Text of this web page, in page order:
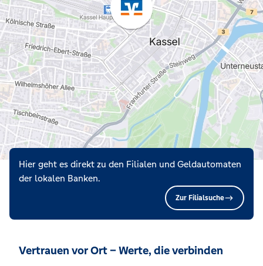
Hier geht es direkt zu den Filialen und Geldautomaten
der lokalen Banken.
Zur Filialsuche
Vertrauen vor Ort – Werte, die verbinden